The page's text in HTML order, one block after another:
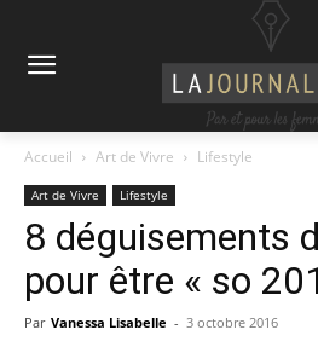
Accueil Art de Vivre Lifestyle
Art de Vivre Lifestyle
8 déguisements
pour être « so
Par Vanessa Lisabelle - 3 octobre 2016